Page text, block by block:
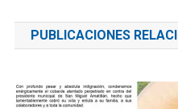
de
entradas
PUBLICACIONES